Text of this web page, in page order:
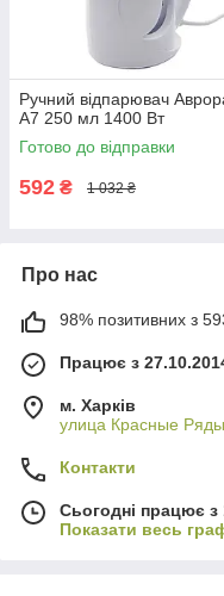
Ручний відпарювач
A7 250 мл 1400 Вт
Готово до відправки
592 ₴ 1 032 ₴
Про нас
98% позитивних з 593
Працює з
м. Харків
улица Красные Ряды
Контакти
Сьогодні працює з
Показати весь